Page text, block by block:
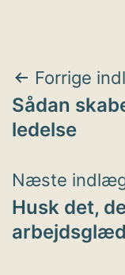
Forrige
Sådan
ledelse
Næste
Husk det,